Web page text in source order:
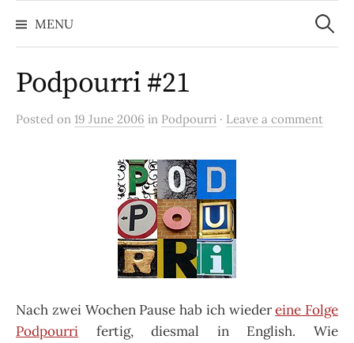
to
content
MENU
Search
for:
Podpourri #21
Posted on 19 June 2006 in Podpourri · Leave a comment
Nach zwei Wochen Pause hab ich wiedereine Folge
Podpourri fertig, diesmal in English. Wie